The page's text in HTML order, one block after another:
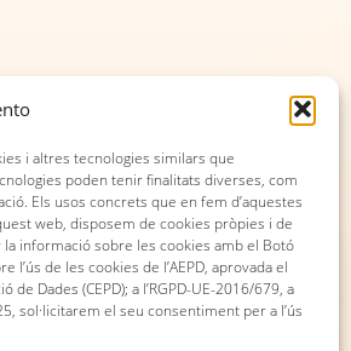
i altres tecnologies similars que
poden tenir finalitats diverses, com
Els usos concrets que en fem d’aquestes
web, disposem de cookies pròpies i de
informació sobre les cookies amb el Botó
l’ús de les cookies de l’AEPD, aprovada el
Dades (CEPD); a l’RGPD-UE-2016/679, a
sol·licitarem el seu consentiment per a l’ús